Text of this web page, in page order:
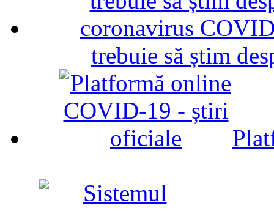
trebuie să știm